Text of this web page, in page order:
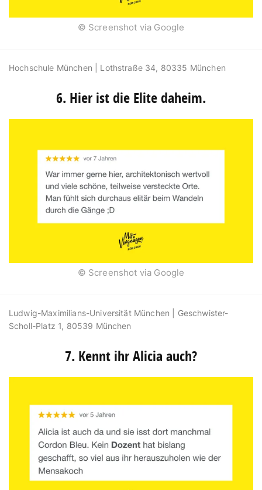
© Screenshot via Google
Hochschule München | Lothstraße 34, 80335 München
6. Hier ist die Elite daheim.
© Screenshot via Google
Ludwig-Maximilians-Universität München | Geschwister-
Scholl-Platz 1, 80539 München
7. Kennt ihr Alicia auch?